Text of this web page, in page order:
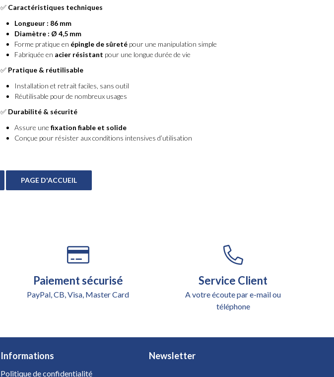
✅ Caractéristiques techniques
Longueur : 86 mm
Diamètre : Ø 4,5 mm
Forme pratique en épingle de sûreté pour une manipulation simple
Fabriquée en acier résistant pour une longue durée de vie
✅ Pratique & réutilisable
Installation et retrait faciles, sans outil
Réutilisable pour de nombreux usages
✅ Durabilité & sécurité
Assure une fixation fiable et solide
Conçue pour résister aux conditions intensives d’utilisation
Paiement sécurisé
PayPal, CB, Visa, Master Card
Service Client
A votre écoute par e-mail ou
téléphone
Informations
Politique de confidentialité
Newsletter